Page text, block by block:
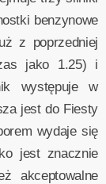
benzynowe
z poprzedniej
jako 1.25) i
występuje w
jest do Fiesty
wydaje się
jest znacznie
akceptowalne